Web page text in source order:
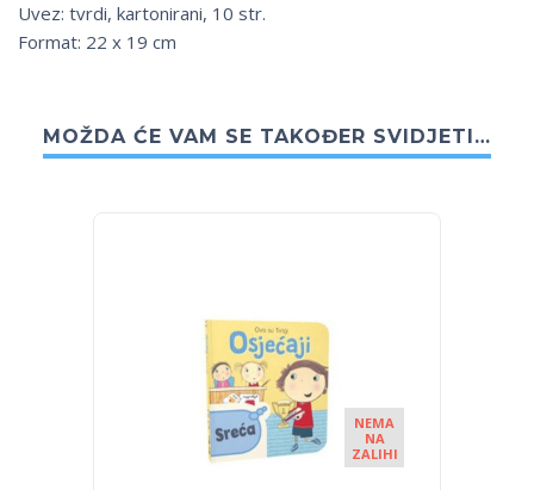
Uvez: tvrdi, kartonirani, 10 str.
Format: 22 x 19 cm
MOŽDA ĆE VAM SE TAKOĐER SVIDJETI…
NEMA
NA
ZALIHI